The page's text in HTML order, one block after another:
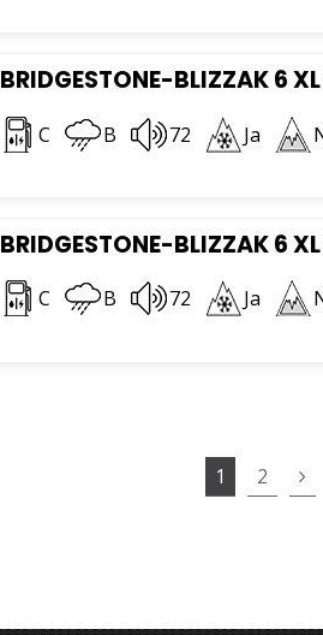
BRIDGESTONE-BLIZZAK 6
C B 72 Ja
BRIDGESTONE-BLIZZAK 6
C B 72 Ja
1 2